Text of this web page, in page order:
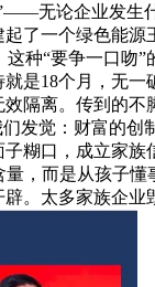
无论企业发
了一个绿色能
种“要争一口
是18个月，无
隔离。传到的
发觉：财富的
糊口，成立家
，而是从孩子
。太多家族企